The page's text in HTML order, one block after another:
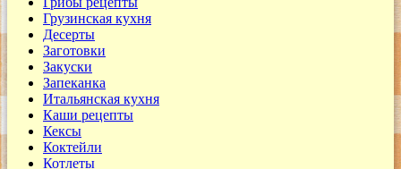
Грузинская кухня
Десерты
Заготовки
Закуски
Запеканка
Итальянская кухня
Каши рецепты
Кексы
Коктейли
Котлеты